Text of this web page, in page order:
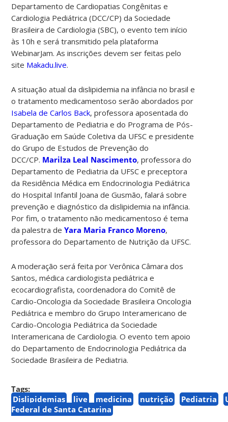
Departamento de Cardiopatias Congênitas e
Cardiologia Pediátrica (DCC/CP) da Sociedade
Brasileira de Cardiologia (SBC), o evento tem início
às 10h e será transmitido pela plataforma
WebinarJam. As inscrições devem ser feitas pelo
site Makadu.live.
A situação atual da dislipidemia na infância no brasil e
o tratamento medicamentoso serão abordados por
Isabela de Carlos Back, professora aposentada do
Departamento de Pediatria e do Programa de Pós-
Graduação em Saúde Coletiva da UFSC e presidente
do Grupo de Estudos de Prevenção do
DCC/CP. Marilza Leal Nascimento, professora do
Departamento de Pediatria da UFSC e preceptora
da Residência Médica em Endocrinologia Pediátrica
do Hospital Infantil Joana de Gusmão, falará sobre
prevenção e diagnóstico da dislipidemia na infância.
Por fim, o tratamento não medicamentoso é tema
da palestra deYara Maria Franco Moreno,
professora do Departamento de Nutrição da UFSC.
A moderação será feita por Verônica Câmara dos
Santos, médica cardiologista pediátrica e
ecocardiografista, coordenadora do Comitê de
Cardio-Oncologia da Sociedade Brasileira Oncologia
Pediátrica e membro do Grupo Interamericano de
Cardio-Oncologia Pediátrica da Sociedade
Interamericana de Cardiologia. O evento tem apoio
do Departamento de Endocrinologia Pediátrica da
Sociedade Brasileira de Pediatria.
Tags:
Dislipidemias
live medicina nutrição Pediatria
Federal de Santa Catarina